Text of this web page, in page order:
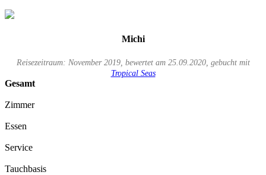
Michi
Reisezeitraum: November 2019, bewertet am 25.09.2020, gebucht mit
Tropical Seas
Gesamt
Zimmer
Essen
Service
Tauchbasis